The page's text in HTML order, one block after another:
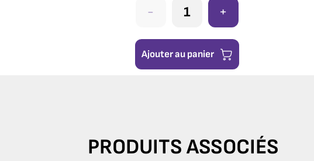
- +
Ajouter au panier
PRODUITS ASSOCIÉS